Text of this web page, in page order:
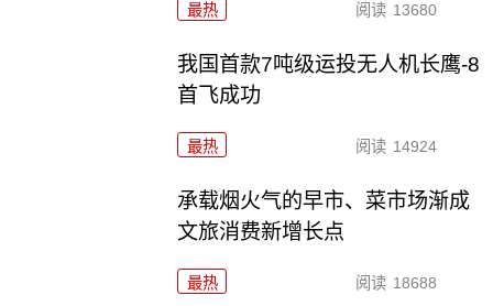
最热 阅读 13680
我国首款7吨级运投无人机长鹰-8
首飞成功
最热 阅读 14924
承载烟火气的早市、菜市场渐成
文旅消费新增长点
最热 阅读 18688